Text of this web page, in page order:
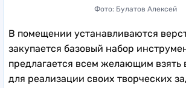
Фото: Булатов Алексей
В помещении устанавливаются
закупается базовый набор
предлагается всем желающим взять
для реализации своих творческих